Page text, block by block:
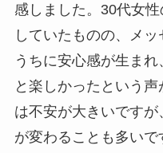
感しました。30代女
していたものの、メ
うちに安心感が生ま
と楽しかったという
は不安が大きいです
が変わることも多いで